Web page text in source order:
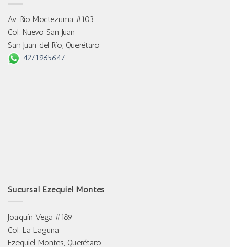
Av. Río Moctezuma #103
Col. Nuevo San Juan
San Juan del Río, Querétaro
4271965647
Sucursal Ezequiel Montes
Joaquín Vega #189
Col. La Laguna
Ezequiel Montes, Querétaro